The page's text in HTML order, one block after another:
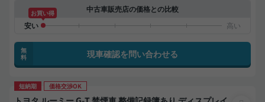
中古車販売店の価格との比較
お買い得
無
料
現車確認を問い合わせる
短納期 価格交渉OK